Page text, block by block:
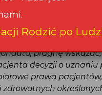
towarzyszące przy
naruszającą
pragnę
decyzji o
prawa pacjentów,